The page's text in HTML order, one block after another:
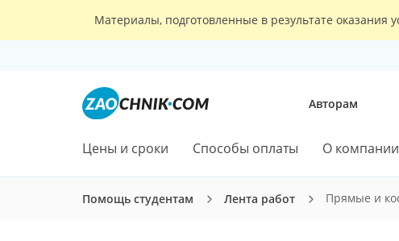
Материалы, подготовленные в результате
Авторам
Цены и сроки Способы оплаты О компании
Помощь студентам Лента работ Прямые и